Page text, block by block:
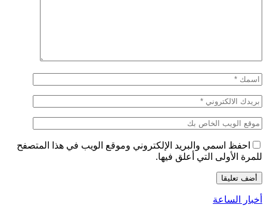
احفظ اسمي والبريد الإلكتروني وموقع الويب في هذا المتصفح
للمرة الأولى التي أعلق فيها.
أخبار الساعة